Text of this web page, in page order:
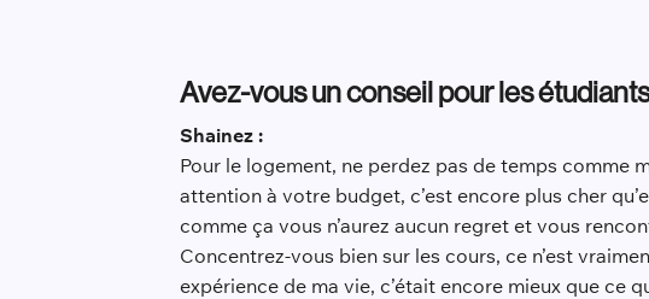
Avez-vous un conseil pour les
Shainez :
Pour le logement, ne perdez pas de temps comme
attention à votre budget, c’est encore plus cher
comme ça vous n’aurez aucun regret et vous
Concentrez-vous bien sur les cours, ce n’est
expérience de ma vie, c’était encore mieux que ce